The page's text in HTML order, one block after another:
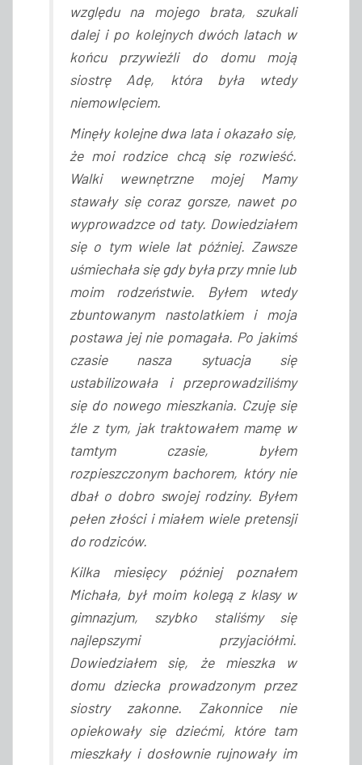
względu na mojego brata, szukali
dalej i po kolejnych dwóch latach w
końcu przywieźli do domu moją
siostrę Adę, która była wtedy
niemowlęciem.
Minęły kolejne dwa lata i okazało się,
że moi rodzice chcą się rozwieść.
Walki wewnętrzne mojej Mamy
stawały się coraz gorsze, nawet po
wyprowadzce od taty. Dowiedziałem
się o tym wiele lat później. Zawsze
uśmiechała się gdy była przy mnie lub
moim rodzeństwie. Byłem wtedy
zbuntowanym nastolatkiem i moja
postawa jej nie pomagała. Po jakimś
czasie nasza sytuacja się
ustabilizowała i przeprowadziliśmy
się do nowego mieszkania. Czuję się
źle z tym, jak traktowałem mamę w
tamtym czasie, byłem
rozpieszczonym bachorem, który nie
dbał o dobro swojej rodziny. Byłem
pełen złości i miałem wiele pretensji
do rodziców.
Kilka miesięcy później poznałem
Michała, był moim kolegą z klasy w
gimnazjum, szybko staliśmy się
najlepszymi przyjaciółmi.
Dowiedziałem się, że mieszka w
domu dziecka prowadzonym przez
siostry zakonne. Zakonnice nie
opiekowały się dziećmi, które tam
mieszkały i dosłownie rujnowały im